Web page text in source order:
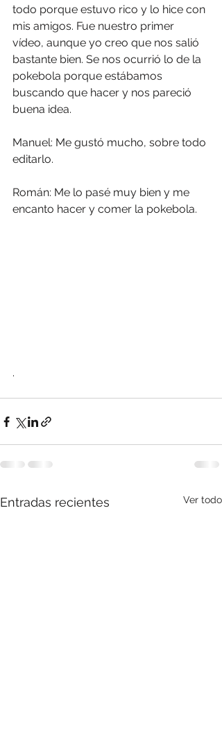
todo porque estuvo rico y lo hice con
mis amigos. Fue nuestro primer
vídeo, aunque yo creo que nos salió
bastante bien. Se nos ocurrió lo de la
pokebola porque estábamos
buscando que hacer y nos pareció
buena idea.
Manuel: Me gustó mucho, sobre todo
editarlo.
Román: Me lo pasé muy bien y me
encanto hacer y comer la pokebola.
.
Entradas recientes Ver todo